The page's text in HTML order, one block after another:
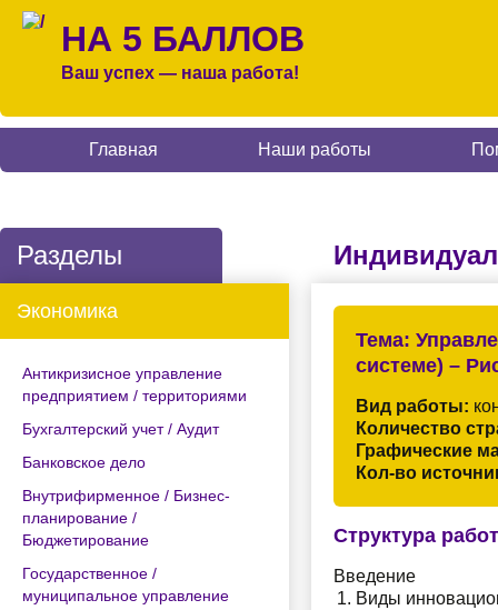
НА 5 БАЛЛОВ
Ваш успех — наша работа!
Главная Наши работы
Разделы
Экономика
Антикризисное управление
предприятием / территориями
Бухгалтерский учет / Аудит
Банковское дело
Внутрифирменное / Бизнес-
планирование /
Бюджетирование
Государственное /
муниципальное управление
Тема:
системе) –
Вид работы:
Количество
Графические
Кол-во
Структура
Введение
Виды